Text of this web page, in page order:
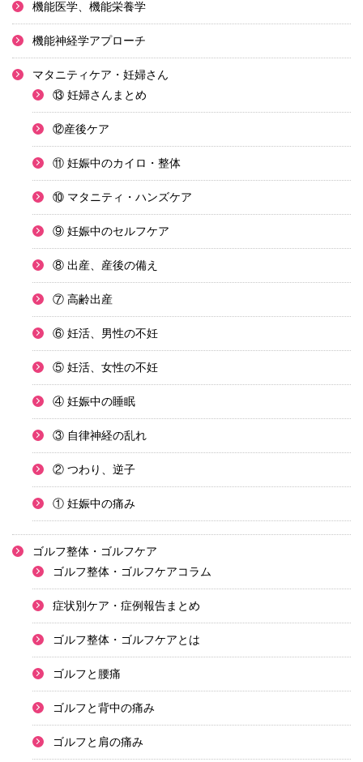
機能医学、機能栄養学
機能神経学アプローチ
マタニティケア・妊婦さん
⑬ 妊婦さんまとめ
⑫産後ケア
⑪ 妊娠中のカイロ・整体
⑩ マタニティ・ハンズケア
⑨ 妊娠中のセルフケア
⑧ 出産、産後の備え
⑦ 高齢出産
⑥ 妊活、男性の不妊
⑤ 妊活、女性の不妊
④ 妊娠中の睡眠
③ 自律神経の乱れ
② つわり、逆子
① 妊娠中の痛み
ゴルフ整体・ゴルフケア
ゴルフ整体・ゴルフケアコラム
症状別ケア・症例報告まとめ
ゴルフ整体・ゴルフケアとは
ゴルフと腰痛
ゴルフと背中の痛み
ゴルフと肩の痛み